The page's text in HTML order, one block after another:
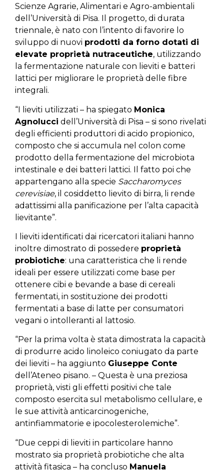
Scienze Agrarie, Alimentari e Agro-ambientali
dell’Università di Pisa. Il progetto, di durata
triennale, è nato con l’intento di favorire lo
sviluppo di nuovi prodotti da forno dotati di
elevate proprietà nutraceutiche, utilizzando
la fermentazione naturale con lieviti e batteri
lattici per migliorare le proprietà delle fibre
integrali.
“I lieviti utilizzati – ha spiegato Monica
Agnolucci dell’Università di Pisa – si sono rivelati
degli efficienti produttori di acido propionico,
composto che si accumula nel colon come
prodotto della fermentazione del microbiota
intestinale e dei batteri lattici. Il fatto poi che
appartengano alla specie Saccharomyces
cerevisiae, il cosiddetto lievito di birra, li rende
adattissimi alla panificazione per l’alta capacità
lievitante”.
I lieviti identificati dai ricercatori italiani hanno
inoltre dimostrato di possedere proprietà
probiotiche: una caratteristica che li rende
ideali per essere utilizzati come base per
ottenere cibi e bevande a base di cereali
fermentati, in sostituzione dei prodotti
fermentati a base di latte per consumatori
vegani o intolleranti al lattosio.
“Per la prima volta è stata dimostrata la capacità
di produrre acido linoleico coniugato da parte
dei lieviti – ha aggiunto Giuseppe Conte
dell’Ateneo pisano. – Questa è una preziosa
proprietà, visti gli effetti positivi che tale
composto esercita sul metabolismo cellulare, e
le sue attività anticarcinogeniche,
antinfiammatorie e ipocolesterolemiche”.
“Due ceppi di lieviti in particolare hanno
mostrato sia proprietà probiotiche che alta
attività fitasica – ha concluso Manuela